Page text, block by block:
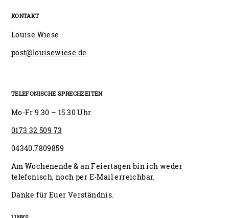
KONTAKT
Louise Wiese
post@louisewiese.de
TELEFONISCHE SPRECHZEITEN
Mo-Fr 9.30 – 15.30 Uhr
0173 32 509 73
04340.7809859
Am Wochenende & an Feiertagen bin ich weder
telefonisch, noch per E-Mail erreichbar.
Danke für Euer Verständnis.